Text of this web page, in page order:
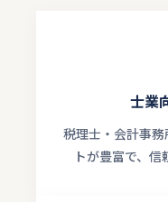
士業
税理士・会計事
トが豊富で、信